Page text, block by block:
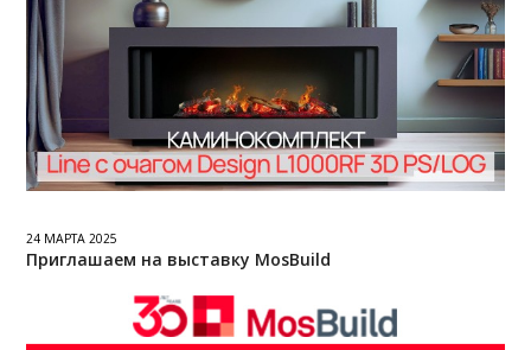
24 МАРТА 2025
Приглашаем на выставку MosBuild